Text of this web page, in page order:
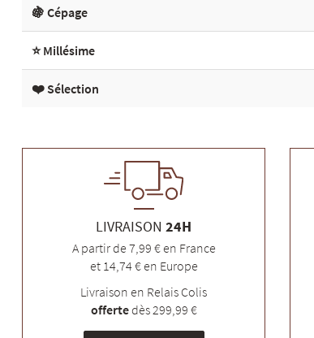
🍇 Cépage
⭐ Millésime
❤️ Sélection
LIVRAISON 24H
A partir de 7,99 € en France
et 14,74 € en Europe
Livraison en Relais Colis
offertedès 299,99 €